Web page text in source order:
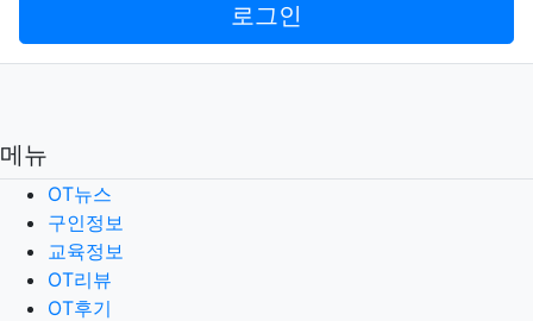
로그인
메뉴
OT뉴스
구인정보
교육정보
OT리뷰
OT후기